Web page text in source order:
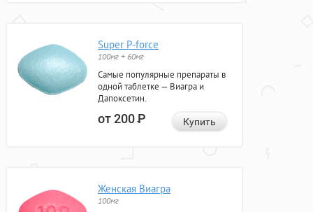
Super P-force
100мг + 60мг
Самые популярные препараты в
одной таблетке — Виагра и
Дапоксетин.
от 200Р Купить
Женская Виагра
100мг